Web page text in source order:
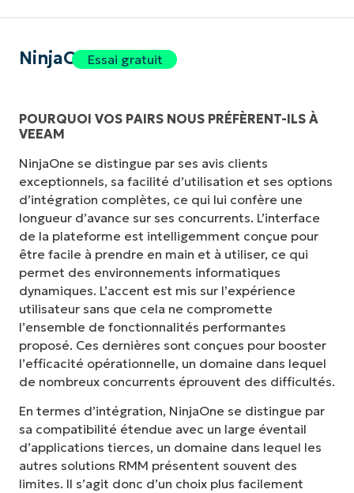
NinjaOneEssai gratuit
POURQUOI VOS PAIRS NOUS PRÉFÈRENT-ILS À
VEEAM
NinjaOne se distingue par ses avis clients
exceptionnels, sa facilité d’utilisation et ses options
d’intégration complètes, ce qui lui confère une
longueur d’avance sur ses concurrents. L’interface
de la plateforme est intelligemment conçue pour
être facile à prendre en main et à utiliser, ce qui
permet des environnements informatiques
dynamiques. L’accent est mis sur l’expérience
utilisateur sans que cela ne compromette
l’ensemble de fonctionnalités performantes
proposé. Ces dernières sont conçues pour booster
l’efficacité opérationnelle, un domaine dans lequel
de nombreux concurrents éprouvent des difficultés.
En termes d’intégration, NinjaOne se distingue par
sa compatibilité étendue avec un large éventail
d’applications tierces, un domaine dans lequel les
autres solutions RMM présentent souvent des
limites. Il s’agit donc d’un choix plus facilement